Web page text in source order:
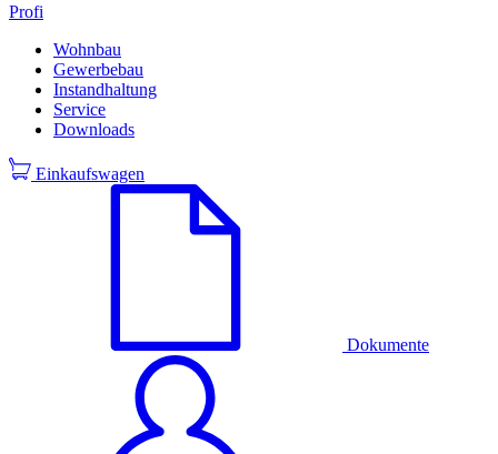
Profi
Wohnbau
Gewerbebau
Instandhaltung
Service
Downloads
Einkaufswagen
Dokumente